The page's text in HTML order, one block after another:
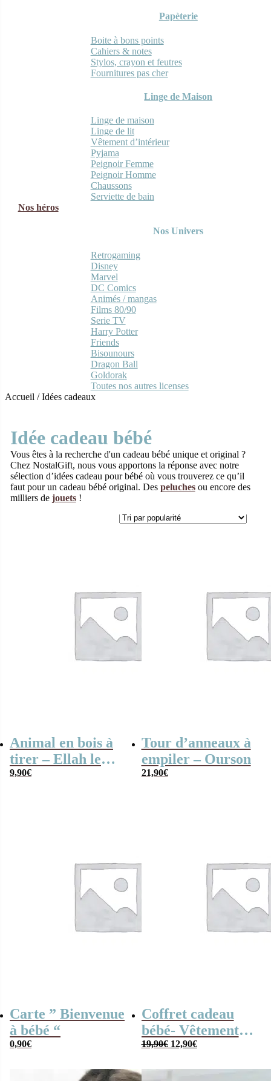
Papèterie
Boite à bons points
Cahiers & notes
Stylos, crayon et feutres
Fournitures pas cher
Linge de Maison
Linge de maison
Linge de lit
Vêtement d’intérieur
Pyjama
Peignoir Femme
Peignoir Homme
Chaussons
Serviette de bain
Nos héros
Nos Univers
Retrogaming
Disney
Marvel
DC Comics
Animés / mangas
Films 80/90
Serie TV
Harry Potter
Friends
Bisounours
Dragon Ball
Goldorak
Toutes nos autres licenses
Accueil /Idées cadeaux
Idée cadeau bébé
Vous êtes à la recherche d'un cadeau bébé unique et original ?
Chez NostalGift, nous vous apportons la réponse avec notre
sélection d’idées cadeau pour bébé où vous trouverez ce qu’il
faut pour un cadeau bébé original. Des peluchesou encore des
milliers de jouets!
Animal en bois à
tirer – Ellah le
canard
9,90€
Tour d’anneaux à
empiler – Ourson
21,90€
Carte ” Bienvenue
à bébé “
0,90€
Coffret cadeau
bébé- Vêtement
bébé – Body –
19,90€ Le
12,90€Le